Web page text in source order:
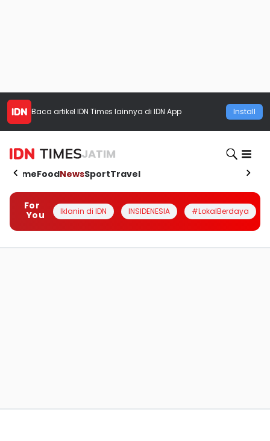
Baca artikel IDN Times lainnya di IDN App Install
JATIM
HomeFoodNewsSportTravel
For
You
Iklanin di IDN INSIDENESIA #LokalBerdaya